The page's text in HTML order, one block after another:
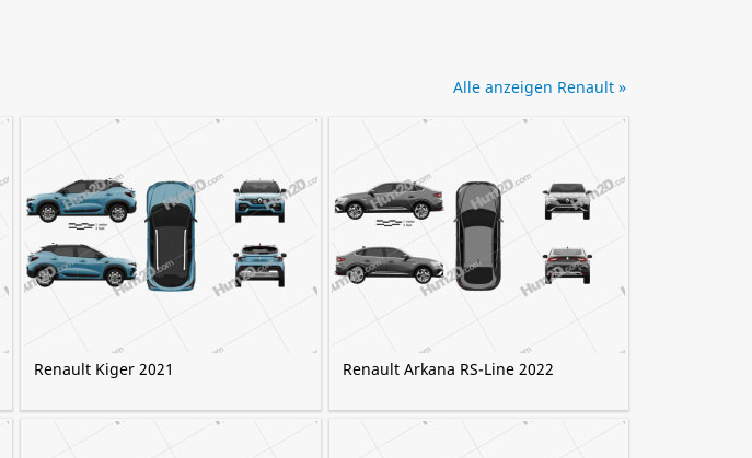
Renault Kiger 2021 Renault Arkana RS-Line 2022
Alle anzeigen Renault »